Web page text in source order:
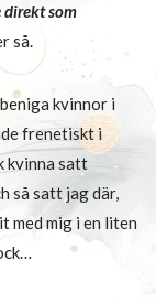
direkt som
så.
kvinnor i
frenetiskt i
kvinna satt
så satt jag där,
med mig i en liten